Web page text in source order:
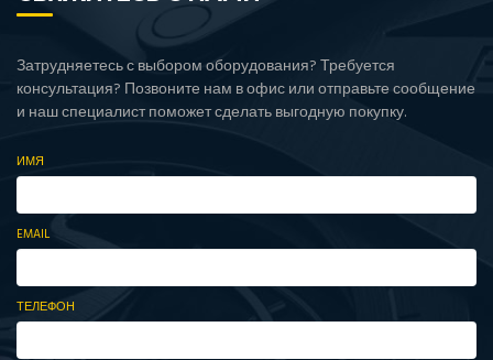
Затрудняетесь с выбором оборудования? Требуется
консультация? Позвоните нам в офис или отправьте сообщение
и наш специалист поможет сделать выгодную покупку.
ИМЯ
EMAIL
ТЕЛЕФОН